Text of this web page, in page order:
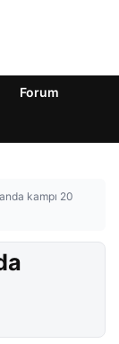
Forum
kampı 20